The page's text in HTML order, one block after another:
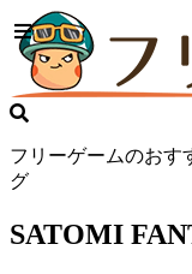
フリーゲームのおす
グ
SATOMI